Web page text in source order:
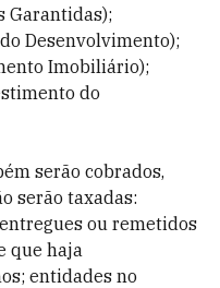
Garantidas);
Desenvolvimento);
Imobiliário);
do
serão cobrados,
serão taxadas:
ou remetidos
que haja
entidades no